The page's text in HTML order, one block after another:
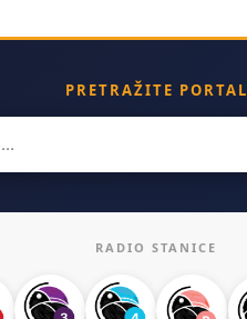
PRETRAŽITE PORTAL
RADIO STANICE